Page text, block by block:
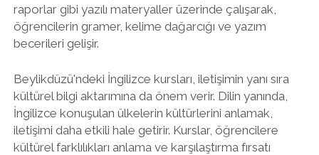
raporlar gibi yazılı materyaller üzerinde çalışarak,
öğrencilerin gramer, kelime dağarcığı ve yazım
becerileri gelişir.
Beylikdüzü'ndeki İngilizce kursları, iletişimin yanı sıra
kültürel bilgi aktarımına da önem verir. Dilin yanında,
İngilizce konuşulan ülkelerin kültürlerini anlamak,
iletişimi daha etkili hale getirir. Kurslar, öğrencilere
kültürel farklılıkları anlama ve karşılaştırma fırsatı